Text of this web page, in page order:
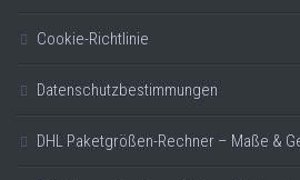
Cookie-Richtlinie
Datenschutzbestimmungen
DHL Paketgrößen-Rechner – Maße &